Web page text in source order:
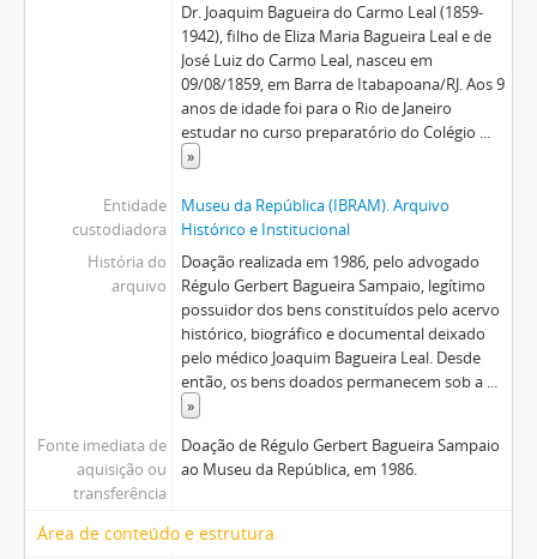
Dr. Joaquim Bagueira do Carmo Leal (1859-
1942), filho de Eliza Maria Bagueira Leal e de
José Luiz do Carmo Leal, nasceu em
09/08/1859, em Barra de Itabapoana/RJ. Aos 9
anos de idade foi para o Rio de Janeiro
estudar no curso preparatório do Colégio ...
»
Entidade
custodiadora
Museu da República (IBRAM). Arquivo
Histórico e Institucional
História do
arquivo
Doação realizada em 1986, pelo advogado
Régulo Gerbert Bagueira Sampaio, legítimo
possuidor dos bens constituídos pelo acervo
histórico, biográfico e documental deixado
pelo médico Joaquim Bagueira Leal. Desde
então, os bens doados permanecem sob a ...
»
Fonte imediata de
aquisição ou
transferência
Doação de Régulo Gerbert Bagueira Sampaio
ao Museu da República, em 1986.
Área de conteúdo e estrutura